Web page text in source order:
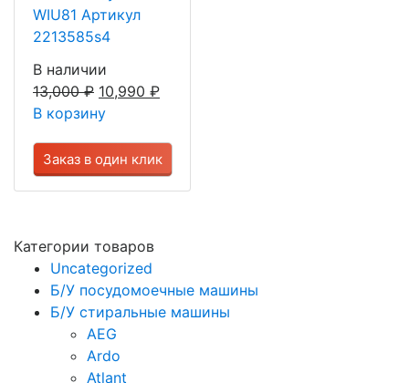
WIU81 Артикул
2213585s4
В наличии
13,000₽ 10,990 ₽
В корзину
Заказ в один клик
Категории товаров
Uncategorized
Б/У посудомоечные машины
Б/У стиральные машины
AEG
Ardo
Atlant